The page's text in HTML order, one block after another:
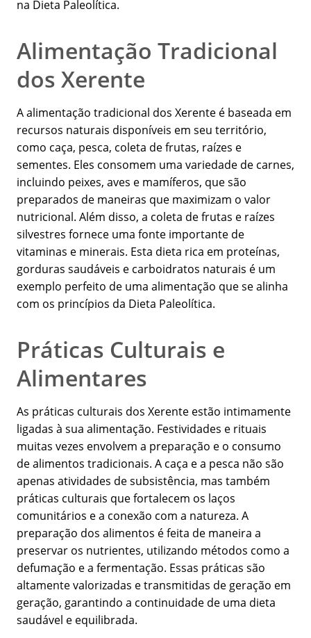
na Dieta Paleolítica.
Alimentação Tradicional
dos Xerente
A alimentação tradicional dos Xerente é baseada em
recursos naturais disponíveis em seu território,
como caça, pesca, coleta de frutas, raízes e
sementes. Eles consomem uma variedade de carnes,
incluindo peixes, aves e mamíferos, que são
preparados de maneiras que maximizam o valor
nutricional. Além disso, a coleta de frutas e raízes
silvestres fornece uma fonte importante de
vitaminas e minerais. Esta dieta rica em proteínas,
gorduras saudáveis e carboidratos naturais é um
exemplo perfeito de uma alimentação que se alinha
com os princípios da Dieta Paleolítica.
Práticas Culturais e
Alimentares
As práticas culturais dos Xerente estão intimamente
ligadas à sua alimentação. Festividades e rituais
muitas vezes envolvem a preparação e o consumo
de alimentos tradicionais. A caça e a pesca não são
apenas atividades de subsistência, mas também
práticas culturais que fortalecem os laços
comunitários e a conexão com a natureza. A
preparação dos alimentos é feita de maneira a
preservar os nutrientes, utilizando métodos como a
defumação e a fermentação. Essas práticas são
altamente valorizadas e transmitidas de geração em
geração, garantindo a continuidade de uma dieta
saudável e equilibrada.